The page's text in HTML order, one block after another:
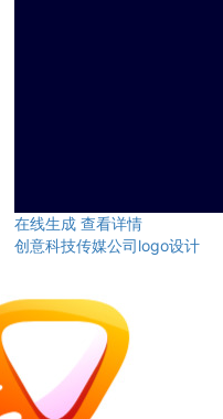
在线生成 查看详情
创意科技传媒公司logo设计